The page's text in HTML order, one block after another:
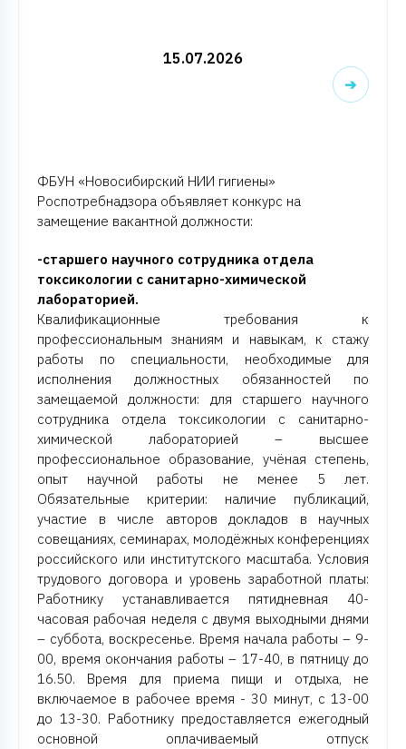
15.07.2026
ФБУН «Новосибирский НИИ гигиены»
Роспотребнадзора объявляет конкурс на
замещение вакантной должности:
-старшего научного сотрудника отдела
токсикологии с санитарно-химической
лабораторией.
Квалификационные требования к
профессиональным знаниям и навыкам, к стажу
работы по специальности, необходимые для
исполнения должностных обязанностей по
замещаемой должности: для старшего научного
сотрудника отдела токсикологии с санитарно-
химической лабораторией – высшее
профессиональное образование, учёная степень,
опыт научной работы не менее 5 лет.
Обязательные критерии: наличие публикаций,
участие в числе авторов докладов в научных
совещаниях, семинарах, молодёжных конференциях
российского или институтского масштаба. Условия
трудового договора и уровень заработной платы:
Работнику устанавливается пятидневная 40-
часовая рабочая неделя с двумя выходными днями
– суббота, воскресенье. Время начала работы – 9-
00, время окончания работы – 17-40, в пятницу до
16.50. Время для приема пищи и отдыха, не
включаемое в рабочее время - 30 минут, с 13-00
до 13-30. Работнику предоставляется ежегодный
основной оплачиваемый отпуск
➔